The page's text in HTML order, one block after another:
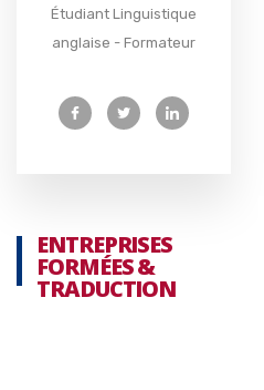
Étudiant Linguistique
anglaise - Formateur
ENTREPRISES
FORMÉES &
TRADUCTION